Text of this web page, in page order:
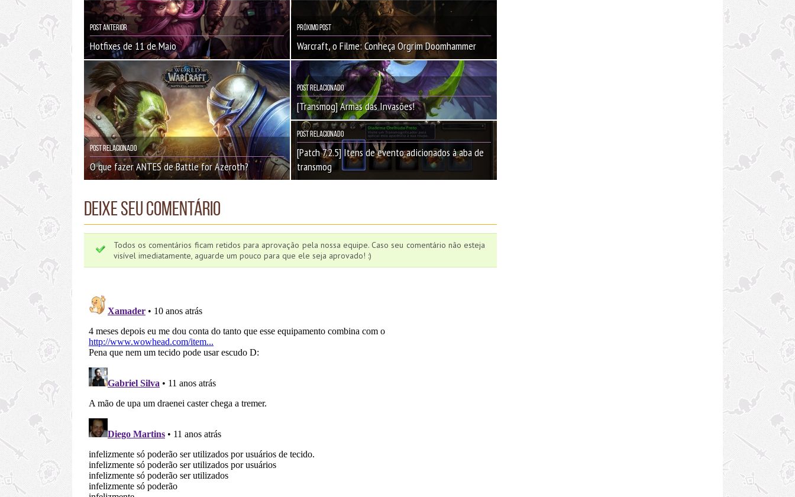
Post Anterior
Hotfixes de 11 de Maio
Próximo Post
Warcraft, o Filme: Conheça Orgrim Doomhammer
Post Relacionado
O que fazer ANTES de Battle for Azeroth?
Post Relacionado
[Transmog] Armas das Invasões!
Post Relacionado
[Patch 7.2.5] Itens de evento adicionados à aba de
transmog
Deixe seu comentário
Todos os comentários ficam retidos para aprovação pela nossa equipe. Caso seu comentário não esteja
visível imediatamente, aguarde um pouco para que ele seja aprovado! :)